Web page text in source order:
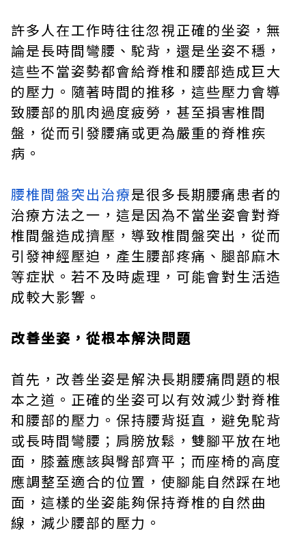
許多人在工作時往往忽視正確的坐姿，無
論是長時間彎腰、駝背，還是坐姿不穩，
這些不當姿勢都會給脊椎和腰部造成巨大
的壓力。隨著時間的推移，這些壓力會導
致腰部的肌肉過度疲勞，甚至損害椎間
盤，從而引發腰痛或更為嚴重的脊椎疾
病。
腰椎間盤突出治療是很多長期腰痛患者的
治療方法之一，這是因為不當坐姿會對脊
椎間盤造成擠壓，導致椎間盤突出，從而
引發神經壓迫，產生腰部疼痛、腿部麻木
等症狀。若不及時處理，可能會對生活造
成較大影響。
改善坐姿，從根本解決問題
首先，改善坐姿是解決長期腰痛問題的根
本之道。正確的坐姿可以有效減少對脊椎
和腰部的壓力。保持腰背挺直，避免駝背
或長時間彎腰；肩膀放鬆，雙腳平放在地
面，膝蓋應該與臀部齊平；而座椅的高度
應調整至適合的位置，使腳能自然踩在地
面，這樣的坐姿能夠保持脊椎的自然曲
線，減少腰部的壓力。